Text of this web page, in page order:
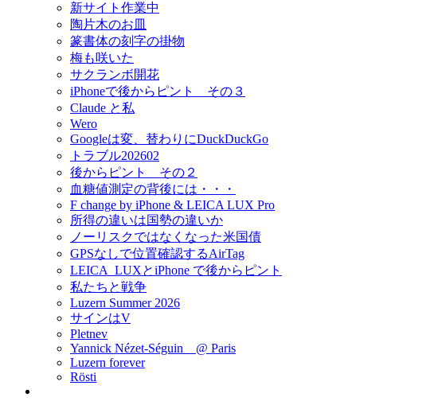
新サイト作業中
陶片木のお皿
篆書体の刻字の掛物
梅も咲いた
サクランボ開花
iPhoneで後からピント その３
Claude と私
Wero
Googleは変、替わりにDuckDuckGo
トラブル202602
後からピント その２
血糖値測定の背後には・・・
F change by iPhone & LEICA LUX Pro
所得の違いは国勢の違いか
ノーリスクではなくなった米国債
GPSなしで位置確認するAirTag
LEICA_LUXとiPhone で後からピント
私たちと戦争
Luzern Summer 2026
サインはV
Pletnev
Yannick Nézet-Séguin @ Paris
Luzern forever
Rösti